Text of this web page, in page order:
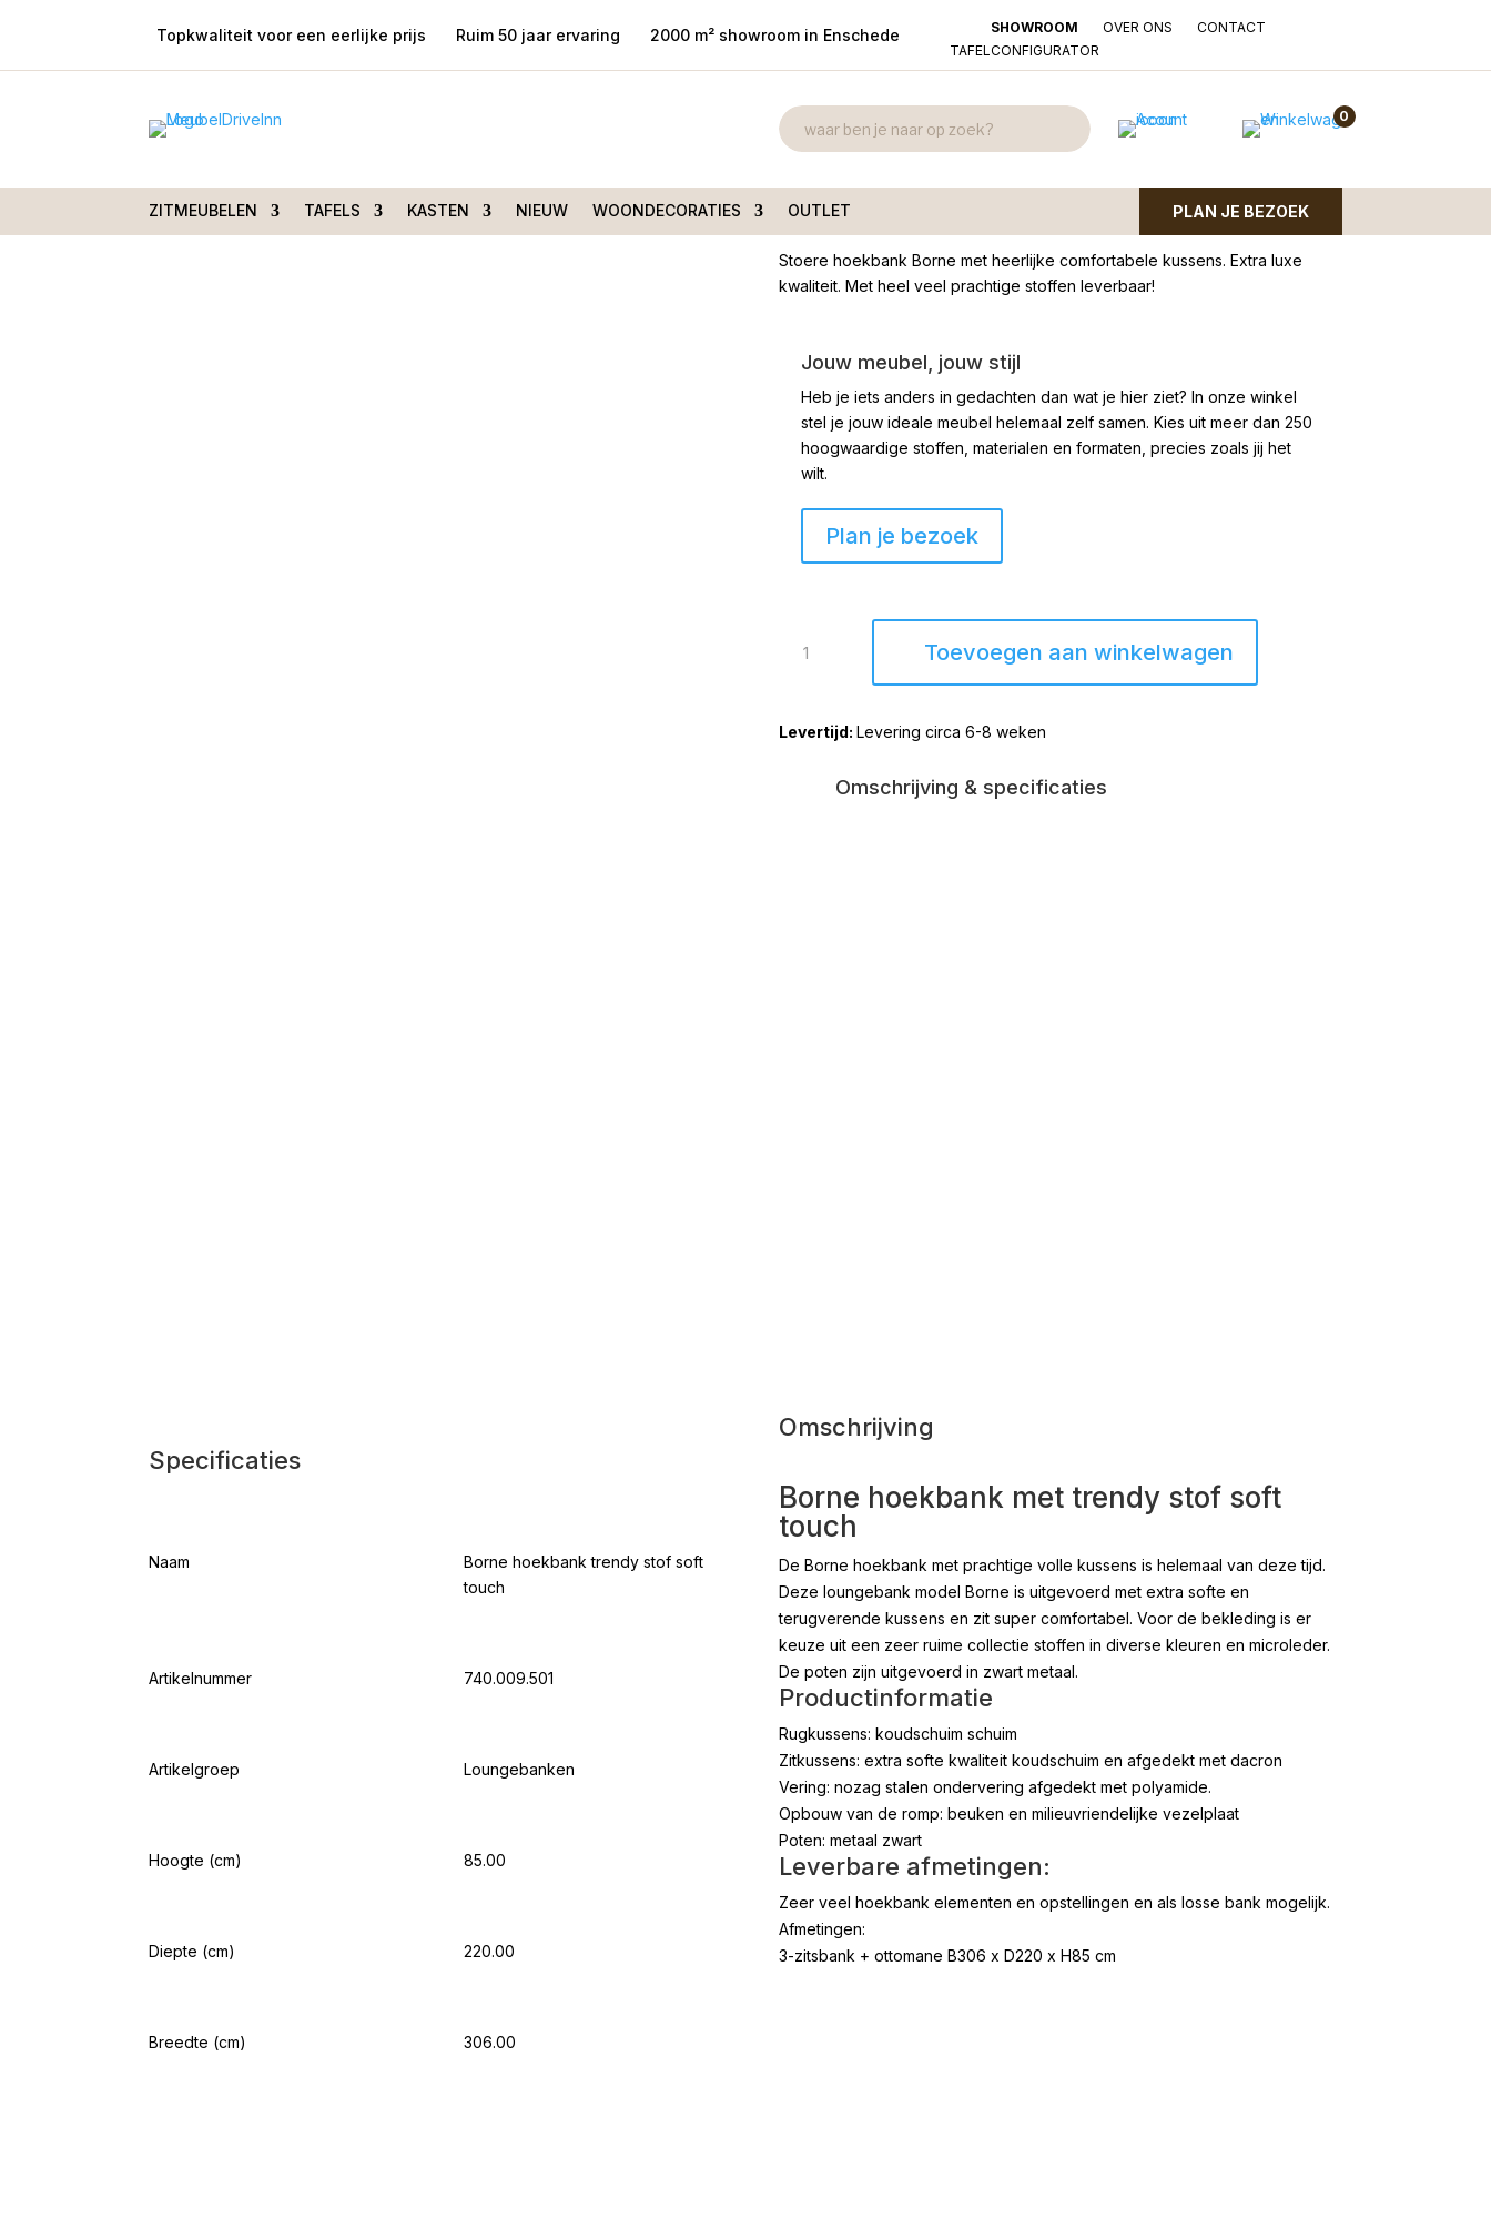
Topkwaliteit voor een eerlijke prijs Ruim 50 jaar ervaring 2000 m² showroom in Enschede SHOWROOM OVER ONS
CONTACT
TAFELCONFIGURATOR
0
ZITMEUBELEN TAFELS KASTEN NIEUW WOONDECORATIES OUTLET PLAN JE BEZOEK
touch
Borne hoekbank trendy stof soft
touch
€1.895,00
Stoere hoekbank Borne met heerlijke comfortabele kussens. Extra luxe
kwaliteit. Met heel veel prachtige stoffen leverbaar!
Jouw meubel, jouw stijl
Heb je iets anders in gedachten dan wat je hier ziet? In onze winkel
stel je jouw ideale meubel helemaal zelf samen. Kies uit meer dan 250
hoogwaardige stoffen, materialen en formaten, precies zoals jij het
wilt.
Plan je bezoek
hoekbank
soft
Toevoegen aan winkelwagen
Levering circa 6-8 weken
Omschrijving & specificaties
Specificaties
Naam
Borne hoekbank trendy stof soft
touch
Artikelnummer 740.009.501
Artikelgroep Loungebanken
Hoogte (cm) 85.00
Diepte (cm) 220.00
Breedte (cm) 306.00
Omschrijving
Borne hoekbank met trendy stof soft
touch
De Borne hoekbank met prachtige volle kussens is helemaal van deze tijd.
Deze loungebank model Borne is uitgevoerd met extra softe en
terugverende kussens en zit super comfortabel. Voor de bekleding is er
keuze uit een zeer ruime collectie stoffen in diverse kleuren en microleder.
De poten zijn uitgevoerd in zwart metaal.
Productinformatie
Rugkussens: koudschuim schuim
Zitkussens: extra softe kwaliteit koudschuim en afgedekt met dacron
Vering: nozag stalen ondervering afgedekt met polyamide.
Opbouw van de romp: beuken en milieuvriendelijke vezelplaat
Poten: metaal zwart
Leverbare afmetingen:
Zeer veel hoekbank elementen en opstellingen en als losse bank mogelijk.
Afmetingen:
3-zitsbank + ottomane B306 x D220 x H85 cm